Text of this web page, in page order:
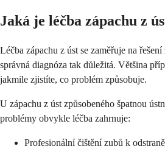
Jaká je léčba zápachu z
Léčba zápachu z úst se zaměřuje na
správná diagnóza tak důležitá. Většina
jakmile zjistíte, co problém způsobuje.
U zápachu z úst způsobeného špatnou
problémy obvykle léčba zahrnuje:
Profesionální čištění zubů k